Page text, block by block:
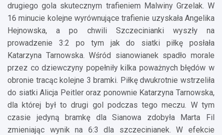
drugiego gola skutecznym trafieniem Malwiny Grzelak. W
16 minucie kolejne wyrównujące trafienie uzyskała Angelika
Hejnowska, a po chwili Szczecinianki wyszły na
prowadzenie 3:2 po tym jak do siatki piłkę posłała
Katarzyna Tarnowska. Wśród sianowianek spadło morale
przez co dziewczyny popełniły kilka poważnych błędów w
obronie tracąc kolejne 3 bramki. Piłkę dwukrotnie wstrzeliła
do siatki Alicja Peitler oraz ponownie Katarzyna Tarnowska,
dla której był to drugi gol podczas tego meczu. W tym
czasie jedyną bramkę dla Sianowa zdobyła Marta Fil
zmieniając wynik na 6:3 dla szczecinianek. W efekcie